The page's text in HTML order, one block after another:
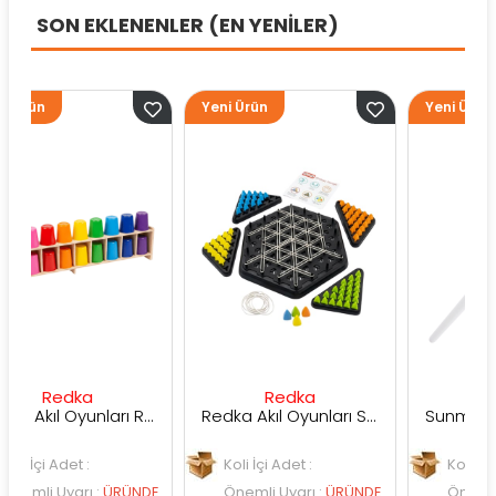
SON EKLENENLER (EN YENİLER)
Redka Akıl Oyunları Renk Dedektifi Oyunu
Redka Akıl Oyunları Strateji Üçgeni Oyunu
Koli İçi Adet :
Yeni Ürün
Koli İçi Adet :
Yeni Ürün